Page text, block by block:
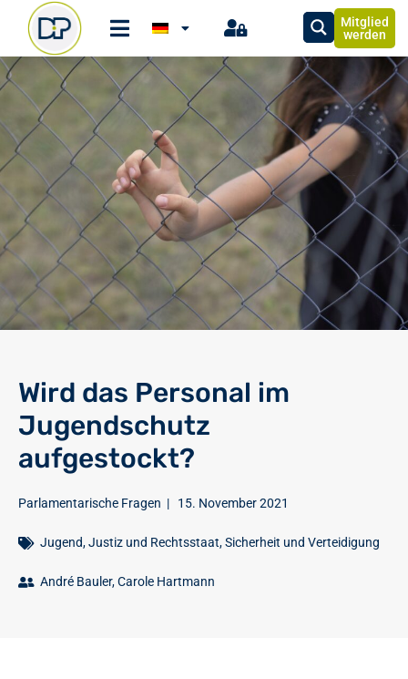
Mitglied
werden
Wird das Personal im
Jugendschutz
aufgestockt?
Parlamentarische Fragen | 15. November 2021
Jugend,Justiz und Rechtsstaat,Sicherheit und Verteidigung
André Bauler,Carole Hartmann